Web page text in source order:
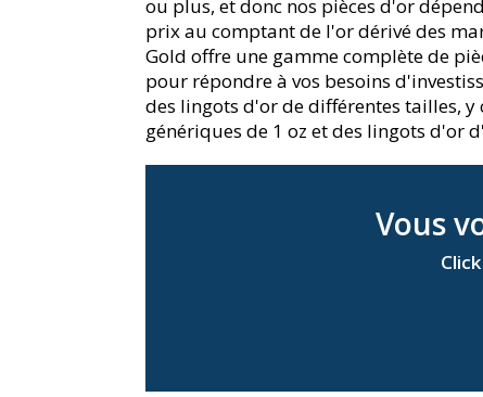
ou plus, et donc nos pièces d'or
prix au comptant de l'or dérivé des
Gold offre une gamme complète de
pour répondre à vos besoins
des lingots d'or de différentes tailles,
génériques de 1 oz et des lingots d'or
Vous